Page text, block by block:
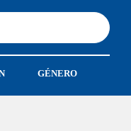
GÉNERO